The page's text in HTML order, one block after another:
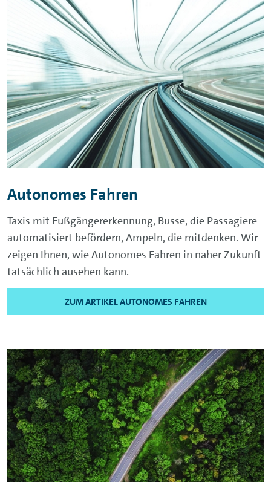
Autonomes Fahren
Taxis mit Fußgängererkennung, Busse, die Passagiere
automatisiert befördern, Ampeln, die mitdenken. Wir
zeigen Ihnen, wie Autonomes Fahren in naher Zukunft
tatsächlich ausehen kann.
ZUM ARTIKEL AUTONOMES FAHREN